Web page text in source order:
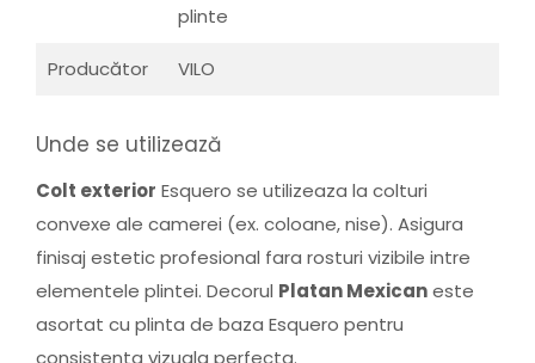
plinte
Producător VILO
Unde se utilizează
Colt exterior Esquero se utilizeaza la colturi
convexe ale camerei (ex. coloane, nise). Asigura
finisaj estetic profesional fara rosturi vizibile intre
elementele plintei. Decorul Platan Mexicaneste
asortat cu plinta de baza Esquero pentru
consistenta vizuala perfecta.